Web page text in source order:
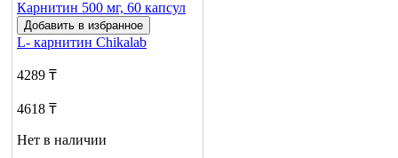
Добавить в избранное
L- карнитин Chikalab
4289 ₸
4618 ₸
Нет в наличии